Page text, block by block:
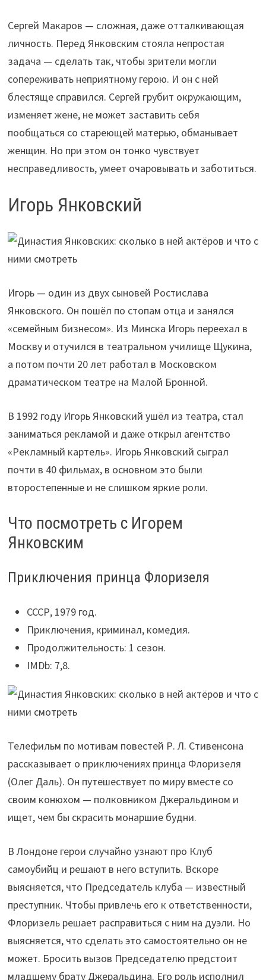
Сергей Макаров — сложная, даже отталкивающая
личность. Перед Янковским стояла непростая
задача — сделать так, чтобы зрители могли
сопереживать неприятному герою. И он с ней
блестяще справился. Сергей грубит окружающим,
изменяет жене, не может заставить себя
пообщаться со стареющей матерью, обманывает
женщин. Но при этом он тонко чувствует
несправедливость, умеет очаровывать и заботиться.
Игорь Янковский
Игорь — один из двух сыновей Ростислава
Янковского. Он пошёл по стопам отца и занялся
«семейным бизнесом». Из Минска Игорь переехал в
Москву и отучился в театральном училище Щукина,
а потом почти 20 лет работал в Московском
драматическом театре на Малой Бронной.
В 1992 году Игорь Янковский ушёл из театра, стал
заниматься рекламой и даже открыл агентство
«Рекламный картель». Игорь Янковский сыграл
почти в 40 фильмах, в основном это были
второстепенные и не слишком яркие роли.
Что посмотреть с Игорем
Янковским
Приключения принца Флоризеля
СССР, 1979 год.
Приключения, криминал, комедия.
Продолжительность: 1 сезон.
IMDb: 7,8.
Телефильм по мотивам повестей Р. Л. Стивенсона
рассказывает о приключениях принца Флоризеля
(Олег Даль). Он путешествует по миру вместе со
своим конюхом — полковником Джеральдином и
ищет, чем бы скрасить монаршие будни.
В Лондоне герои случайно узнают про Клуб
самоубийц и решают в него вступить. Вскоре
выясняется, что Председатель клуба — известный
преступник. Чтобы привлечь его к ответственности,
Флоризель решает расправиться с ним на дуэли. Но
выясняется, что сделать это самостоятельно он не
может. Бросить вызов Председателю предстоит
младшему брату Джеральдина. Его роль исполнил